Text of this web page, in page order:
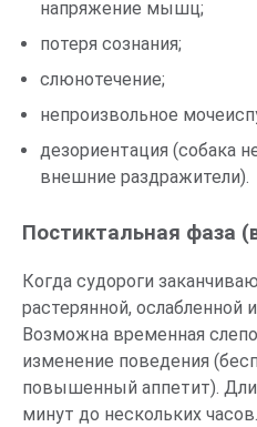
напряжение мышц;
потеря сознания;
слюнотечение;
непроизвольное
дезориентация (собака
внешние раздражители).
Постиктальная фаза
Когда судороги
растерянной, ослабленной
Возможна временная
изменение поведения
повышенный аппетит).
минут до нескольких часов.